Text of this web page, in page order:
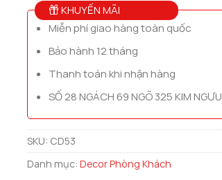
KHUYẾN MÃI
Miễn phí giao hàng toàn quốc
Bảo hành 12 tháng
Thanh toán khi nhận hàng
SỐ 28 NGÁCH 69 NGÕ 325 KIM NGƯU
SKU: CD53
Danh mục: Decor Phòng Khách